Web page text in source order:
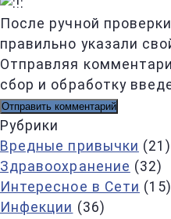
После ручной
правильно указали
Отправляя
сбор и обработку
Рубрики
Вредные привычки (21)
Здравоохранение (32)
Интересное в Сети (15)
Инфекции (36)